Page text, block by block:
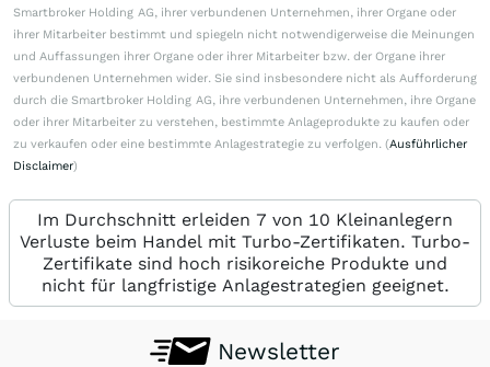
Smartbroker Holding AG, ihrer verbundenen Unternehmen, ihrer Organe oder
ihrer Mitarbeiter bestimmt und spiegeln nicht notwendigerweise die Meinungen
und Auffassungen ihrer Organe oder ihrer Mitarbeiter bzw. der Organe ihrer
verbundenen Unternehmen wider. Sie sind insbesondere nicht als Aufforderung
durch die Smartbroker Holding AG, ihre verbundenen Unternehmen, ihre Organe
oder ihrer Mitarbeiter zu verstehen, bestimmte Anlageprodukte zu kaufen oder
zu verkaufen oder eine bestimmte Anlagestrategie zu verfolgen. (Ausführlicher
Disclaimer)
Im Durchschnitt erleiden 7 von 10 Kleinanlegern
Verluste beim Handel mit Turbo-Zertifikaten. Turbo-
Zertifikate sind hoch risikoreiche Produkte und
nicht für langfristige Anlagestrategien geeignet.
Newsletter